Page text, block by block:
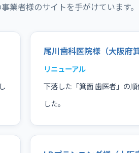
業者様のサイトを手がけています。
尾川歯科医院様（大阪府
リニューアル
下落した「箕面 歯医者」の
した。